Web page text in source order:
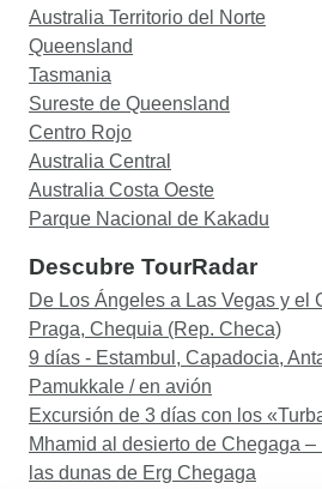
Australia Territorio del Norte
Queensland
Tasmania
Sureste de Queensland
Centro Rojo
Australia Central
Australia Costa Oeste
Parque Nacional de Kakadu
Descubre TourRadar
De Los Ángeles a Las Vegas y el
Praga, Chequia (Rep. Checa)
9 días - Estambul, Capadocia,
Pamukkale / en avión
Excursión de 3 días con los
Mhamid al desierto de Chegaga
las dunas de Erg Chegaga